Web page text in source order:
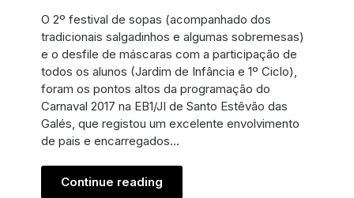
O 2º festival de sopas (acompanhado dos
tradicionais salgadinhos e algumas sobremesas)
e o desfile de máscaras com a participação de
todos os alunos (Jardim de Infância e 1º Ciclo),
foram os pontos altos da programação do
Carnaval 2017 na EB1/JI de Santo Estêvão das
Galés, que registou um excelente envolvimento
de pais e encarregados…
Continue reading